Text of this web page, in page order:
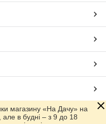
Prom.ua
магазину «На Дачу» на
в будні – з 9 до 18